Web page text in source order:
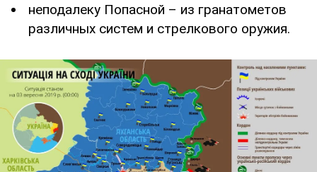
неподалеку Попасной – из гранатометов
различных систем и стрелкового оружия.